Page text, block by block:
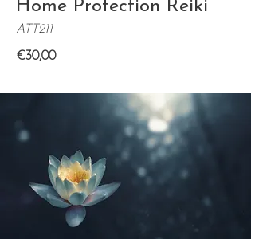
Home Protection Reiki
ATT211
€30,00